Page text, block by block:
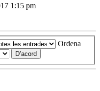
1:15 pm
Ordena